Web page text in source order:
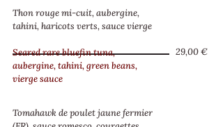
Thon rouge mi-cuit, aubergine,
tahini, haricots verts, sauce vierge
Seared rare bluefin tuna,
aubergine, tahini, green beans,
vierge sauce
29,00 €
Tomahawk de poulet jaune fermier